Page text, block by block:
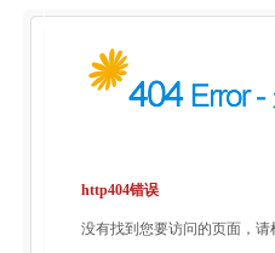
http404错误
没有找到您要访问的页面，